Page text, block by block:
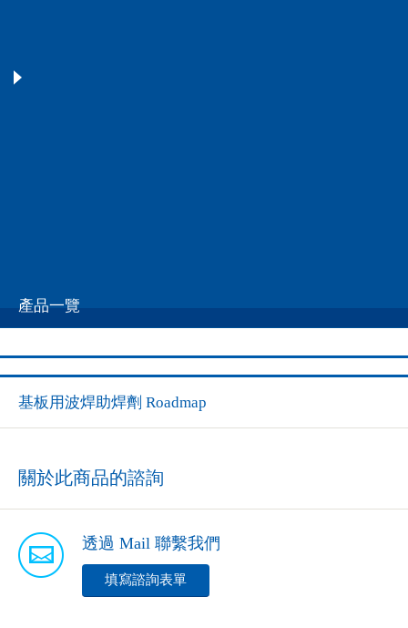
產品一覽
基板用波焊助焊劑 Roadmap
關於此商品的諮詢
透過 Mail 聯繫我們
填寫諮詢表單